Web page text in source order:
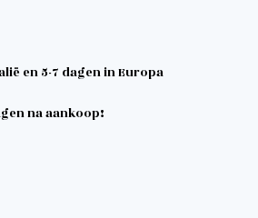
en 5-7 dagen in Europa
na aankoop!